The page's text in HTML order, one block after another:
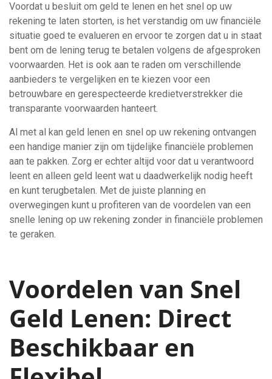
Voordat u besluit om geld te lenen en het snel op uw
rekening te laten storten, is het verstandig om uw financiële
situatie goed te evalueren en ervoor te zorgen dat u in staat
bent om de lening terug te betalen volgens de afgesproken
voorwaarden. Het is ook aan te raden om verschillende
aanbieders te vergelijken en te kiezen voor een
betrouwbare en gerespecteerde kredietverstrekker die
transparante voorwaarden hanteert.
Al met al kan geld lenen en snel op uw rekening ontvangen
een handige manier zijn om tijdelijke financiële problemen
aan te pakken. Zorg er echter altijd voor dat u verantwoord
leent en alleen geld leent wat u daadwerkelijk nodig heeft
en kunt terugbetalen. Met de juiste planning en
overwegingen kunt u profiteren van de voordelen van een
snelle lening op uw rekening zonder in financiële problemen
te geraken.
Voordelen van Snel
Geld Lenen: Direct
Beschikbaar en